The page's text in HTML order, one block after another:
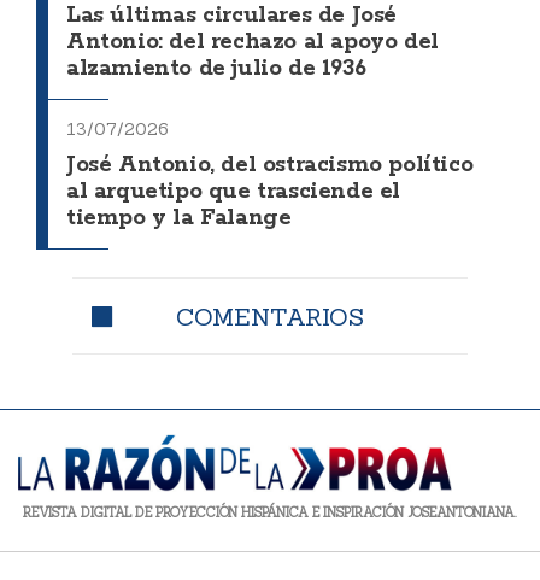
Las últimas circulares de José
Antonio: del rechazo al apoyo del
alzamiento de julio de 1936
13/07/2026
José Antonio, del ostracismo político
al arquetipo que trasciende el
tiempo y la Falange
COMENTARIOS
REVISTA DIGITAL DE PROYECCIÓN HISPÁNICA E INSPIRACIÓN JOSEANTONIANA.